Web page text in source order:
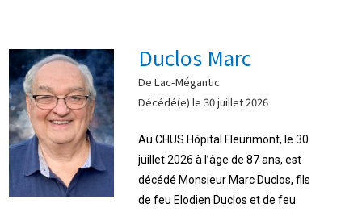
Duclos Marc
De Lac-Mégantic
Décédé(e) le 30 juillet 2026
Au CHUS Hôpital Fleurimont, le 30
juillet 2026 à l’âge de 87 ans, est
décédé Monsieur Marc Duclos, fils
de feu Elodien Duclos et de feu